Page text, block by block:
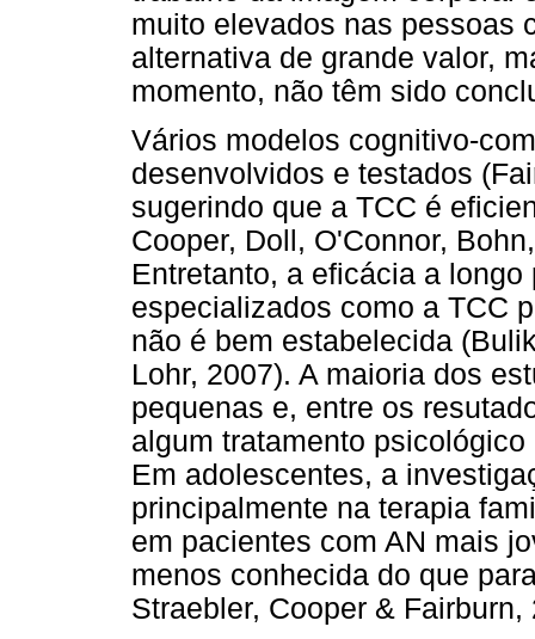
muito elevados nas pessoas
alternativa de grande valor,
momento, não têm sido
Vários modelos cognitivo-
desenvolvidos e testados
sugerindo que a TCC é
Cooper, Doll, O'Connor,
Entretanto, a eficácia a
especializados como a TCC
não é bem estabelecida
Lohr, 2007). A maioria dos
pequenas e, entre os
algum tratamento
Em adolescentes, a
principalmente na terapia
em pacientes com AN mais
menos conhecida do que
Straebler, Cooper & Fairburn,